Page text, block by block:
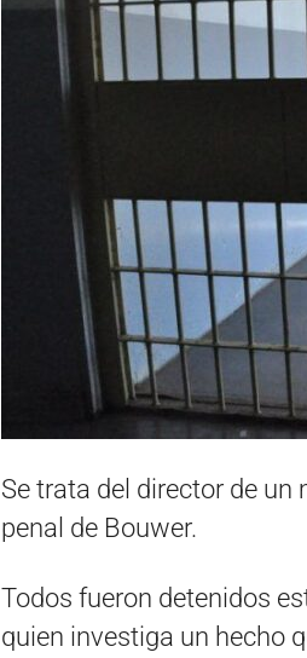
Se trata del director de un
penal de Bouwer.
Todos fueron detenidos
quien investiga un hecho